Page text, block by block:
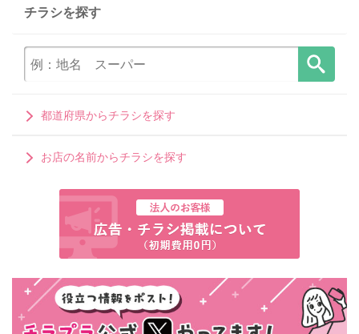
チラシを探す
都道府県からチラシを探す
お店の名前からチラシを探す